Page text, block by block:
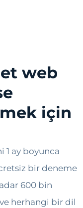
web
için
1 ay boyunca
bir deneme
600 bin
herhangi bir dil